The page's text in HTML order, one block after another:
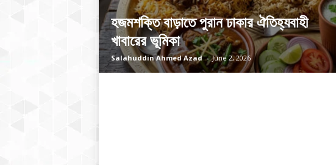
হজমশক্তি বাড়াতে পুরান ঢাকার ঐতিহ্যবাহী
খাবারের ভূমিকা
Salahuddin Ahmed Azad - June 2, 2026